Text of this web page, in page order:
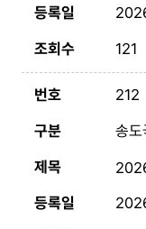
121
212
송도